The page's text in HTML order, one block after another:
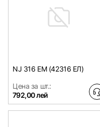
NJ 316 EM (42316 ЕЛ)
Цена за шт.:
792,00 лей